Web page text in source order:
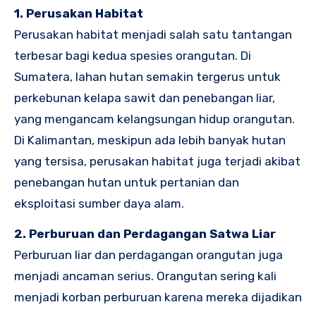
1. Perusakan Habitat
Perusakan habitat menjadi salah satu tantangan
terbesar bagi kedua spesies orangutan. Di
Sumatera, lahan hutan semakin tergerus untuk
perkebunan kelapa sawit dan penebangan liar,
yang mengancam kelangsungan hidup orangutan.
Di Kalimantan, meskipun ada lebih banyak hutan
yang tersisa, perusakan habitat juga terjadi akibat
penebangan hutan untuk pertanian dan
eksploitasi sumber daya alam.
2. Perburuan dan Perdagangan Satwa Liar
Perburuan liar dan perdagangan orangutan juga
menjadi ancaman serius. Orangutan sering kali
menjadi korban perburuan karena mereka dijadikan